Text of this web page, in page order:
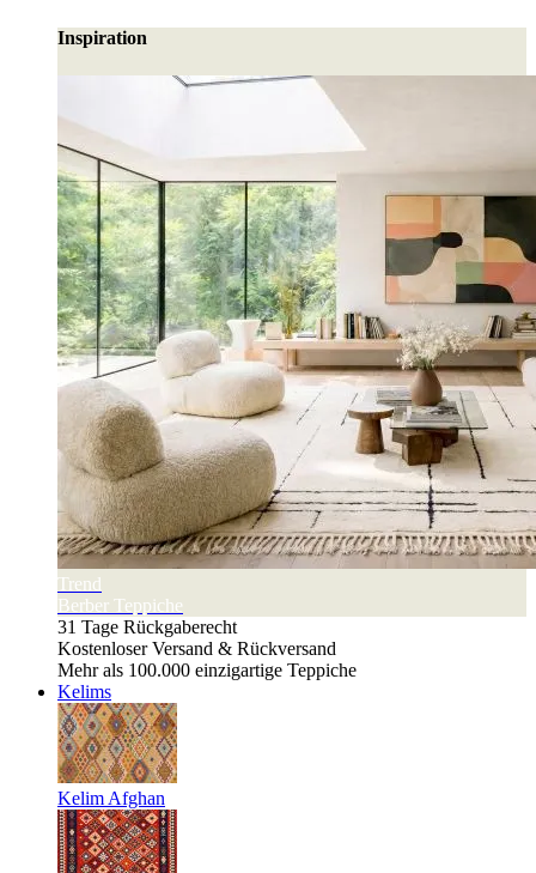
Inspiration
Trend
Berber Teppiche
31 Tage Rückgaberecht
Kostenloser Versand & Rückversand
Mehr als 100.000 einzigartige Teppiche
Kelims
Kelim Afghan